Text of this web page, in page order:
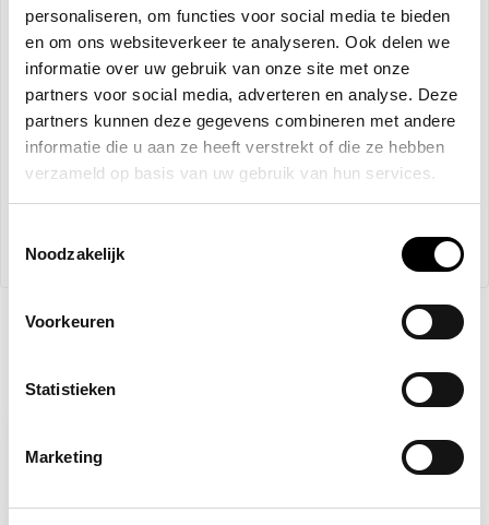
personaliseren, om functies voor social media te bieden
en om ons websiteverkeer te analyseren. Ook delen we
informatie over uw gebruik van onze site met onze
partners voor social media, adverteren en analyse. Deze
partners kunnen deze gegevens combineren met andere
informatie die u aan ze heeft verstrekt of die ze hebben
verzameld op basis van uw gebruik van hun services.
Noodzakelijk
Voorkeuren
Statistieken
Marketing
Keuringssticker gekeurd volgens NEN 1010 rechthoek
Gaatjestang voor keuringsstickers
-5%
+
€68,33